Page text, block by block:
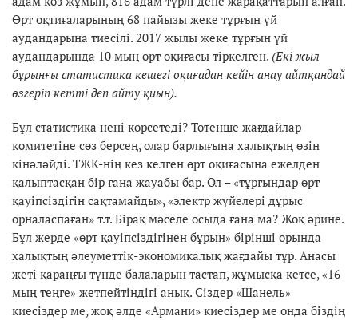
Өрт оқтиғаларының 68 пайызы жеке тұрғын үй
аудандарына тиесілі. 2017 жылы жеке тұрғын үй
аудандарында 10 мың өрт оқиғасы тіркелген. (Екі жыл
бұрынғы статистика кешегі оқиғадан кейін анау айтқандай
өзгеріп кетті деп айту қиын).
Бұл статистика нені көрсетеді? Төтенше жағдайлар
комитетіне сөз берсең, олар барлығына халықтың өзін
кінәләйді. ТЖК-нің кез келген өрт оқиғасына ежелден
қалыптасқан бір ғана жауабы бар. Ол – «тұрғындар өрт
қауіпсіздігін сақтамайды», «электр жүйелері дұрыс
орналаспаған» т.т. Бірақ мәселе осыда ғана ма? Жоқ әрине.
Бұл жерде «өрт қауіпсіздігінен бұрын» бірінші орында
халықтың әлеуметтік-экономикалық жағдайы тұр. Анасы
жеті қараңғы түнде балаларын тастап, жұмысқа кетсе, «16
мың теңге» жетпейтіндігі анық. Сіздер «Шанель»
киесіздер ме, жоқ әлде «Армани» киесіздер ме онда біздің